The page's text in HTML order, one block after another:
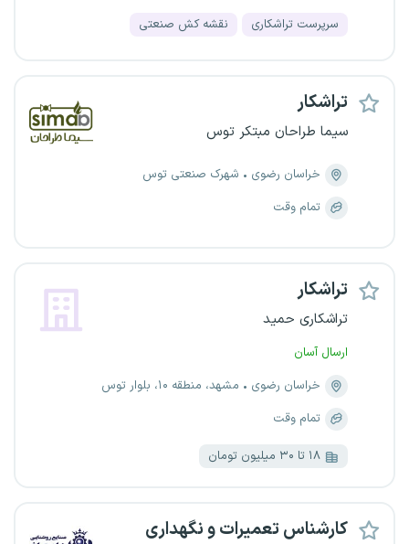
سرپرست تراشکاری نقشه کش صنعتی
تراشکار
سیما طراحان مبتکر توس
خراسان رضوی
شهرک صنعتی توس
تمام وقت
تراشکار
تراشکاری حمید
ارسال آسان
خراسان رضوی
مشهد، منطقه ۱۰، بلوار توس
تمام وقت
۱۸ تا ۳۰ میلیون تومان
کارشناس تعمیرات و نگهداری